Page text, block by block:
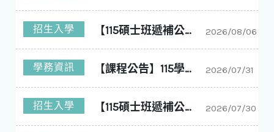
招生入學 【115碩士班遞補公告】國立中興大學化學工程學系碩士班115學年度入學第11梯次遞補公告 2026/08/06
學務資訊 【課程公告】115學年度1學期 大課表 2026/07/31
招生入學 【115碩士班遞補公告】國立中興大學化學工程學系碩士班115學年度入學第10梯次遞補公告 2026/07/30